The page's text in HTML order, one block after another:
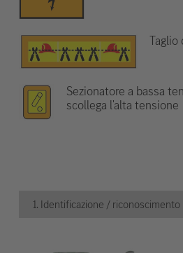
Taglio
Sezionatore a bassa
scollega l'alta tensione
1. Identificazione / riconoscimento